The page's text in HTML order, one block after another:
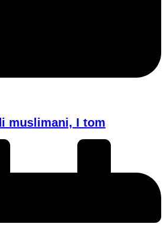
muslimani, I tom